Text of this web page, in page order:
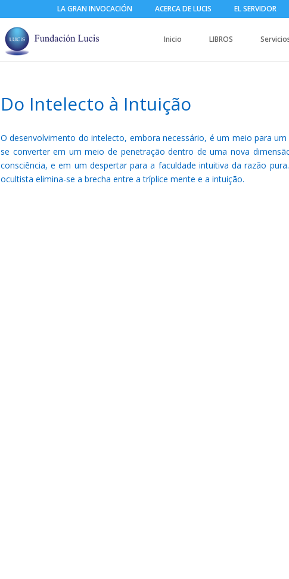
LA GRAN INVOCACIÓN ACERCA DE LUCIS EL SERVIDOR
Inicio LIBROS
Do Intelecto à Intuição
O desenvolvimento do intelecto, embora necessário, é um meio para
se converter em um meio de penetração dentro de uma nova
consciência, e em um despertar para a faculdade intuitiva da razão
ocultista elimina-se a brecha entre a tríplice mente e a intuição.